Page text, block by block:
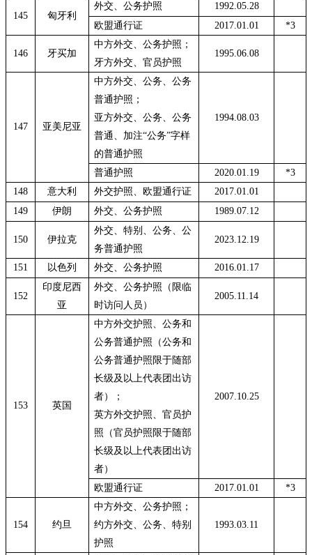
145 匈牙利
外交、公务护照
1992.05.28
欧盟通行证
2017.01.01 *3
146 牙买加
中方外交、公务护照；
1995.06.08
牙方外交、官员护照
147 亚美尼亚
中方外交、公务、公务
普通护照；
1994.08.03
亚方外交、公务、公务
普通、加注“公务”字样
的普通护照
普通护照
2020.01.19
*3
148
意大利 外交护照、欧盟通行证
2017.01.01
149
伊朗 外交、公务护照 1989.07.12
150 伊拉克
外交、特别、公务、公
务普通护照
2023.12.19
151 以色列 外交、公务护照 2016.01.17
152
印度尼西
亚
外交、公务护照（限临
时访问人员）
2005.11.14
153 英国
中方外交护照、公务和
公务普通护照（公务和
公务普通护照限于随部
长级及以上代表团出访
者）；
2007.10.25
英方外交护照、官员护
照（官员护照限于随部
长级及以上代表团出访
者）
欧盟通行证
2017.01.01 *3
154 约旦
中方外交、公务护照；
1993.03.11
约方外交、公务、特别
护照